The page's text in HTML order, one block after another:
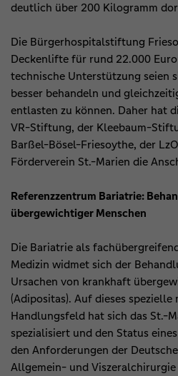
deutlich über 200 Kilogramm
Die Bürgerhospitalstiftung
Deckenlifte für rund 22.000
technische Unterstützung seien
besser behandeln und
entlasten zu können. Daher hat
VR-Stiftung, der Kleebaum-
Barßel-Bösel-Friesoythe, der
Förderverein St.-Marien die
Referenzzentrum Bariatrie:
übergewichtiger Menschen
Die Bariatrie als
Medizin widmet sich der
Ursachen von krankhaft
(Adipositas). Auf dieses spezielle
Handlungsfeld hat sich das St.-
spezialisiert und den Status
den Anforderungen der
Allgemein- und